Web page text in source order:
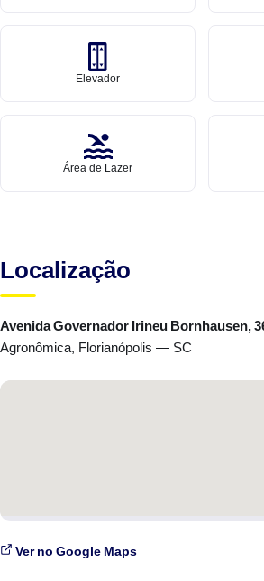
Elevador
Área de Lazer
Localização
Avenida Governador Irineu Bornhausen,
Agronômica, Florianópolis — SC
Ver no Google Maps